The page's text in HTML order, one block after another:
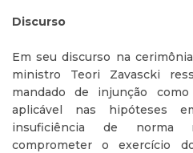
Discurso
Em seu discurso na
ministro Teori Zavascki
mandado de injunção
aplicável nas hipóteses
insuficiência de norma
comprometer o exercício